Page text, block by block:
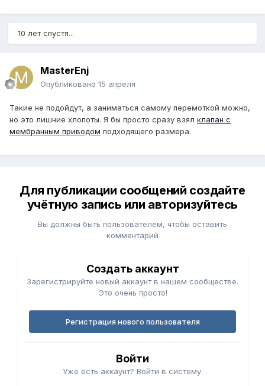
10 лет спустя...
MasterEnj
Опубликовано 15 апреля
Такие не подойдут, а заниматься самому перемоткой можно,
но это лишние хлопоты. Я бы просто сразу взял клапан с
мембранным приводом подходящего размера.
Для публикации сообщений создайте
учётную запись или авторизуйтесь
Вы должны быть пользователем, чтобы оставить
комментарий
Создать аккаунт
Зарегистрируйте новый аккаунт в нашем сообществе.
Это очень просто!
Регистрация нового пользователя
Войти
Уже есть аккаунт? Войти в систему.